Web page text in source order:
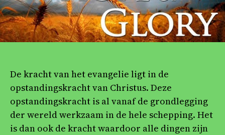
De kracht van het evangelie ligt in de
opstandingskracht van Christus. Deze
opstandingskracht is al vanaf de grondlegging
der wereld werkzaam in de hele schepping. Het
is dan ook de kracht waardoor alle dingen zijn